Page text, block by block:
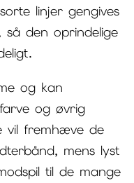
linjer gengives
så den oprindelige
og kan
og øvrig
vil fremhæve de
mens lyst
til de mange